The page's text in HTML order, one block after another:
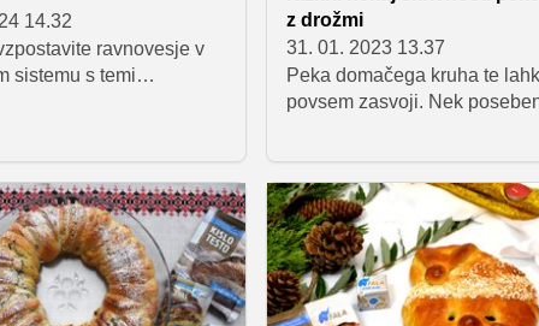
odličnih sladic.
14.32
ravnovesje v
sistemu s temi
z drožmi
31. 01. 2023 13.37
Peka domačega kruha te
povsem zasvoji. Nek
voda in sol, pripravimo
ki navdušuje s hrustljavo
mehko in puhasto sredico. A
peko kruha z drožmi, starim
vzhajalnim sredstvom, si
vzeti čas, potrebne pa bo tudi